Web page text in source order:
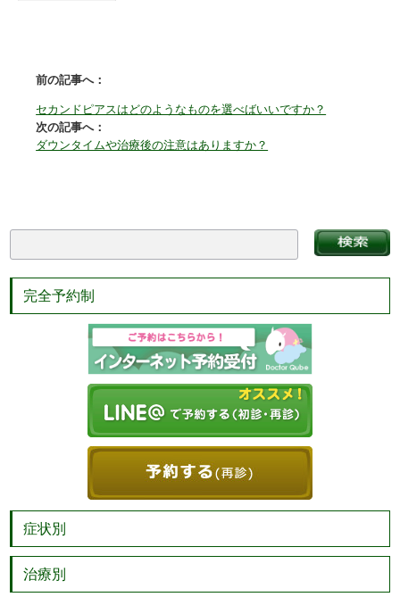
前の記事へ：
セカンドピアスはどのようなものを選べばいいですか？
次の記事へ：
ダウンタイムや治療後の注意はありますか？
完全予約制
症状別
治療別